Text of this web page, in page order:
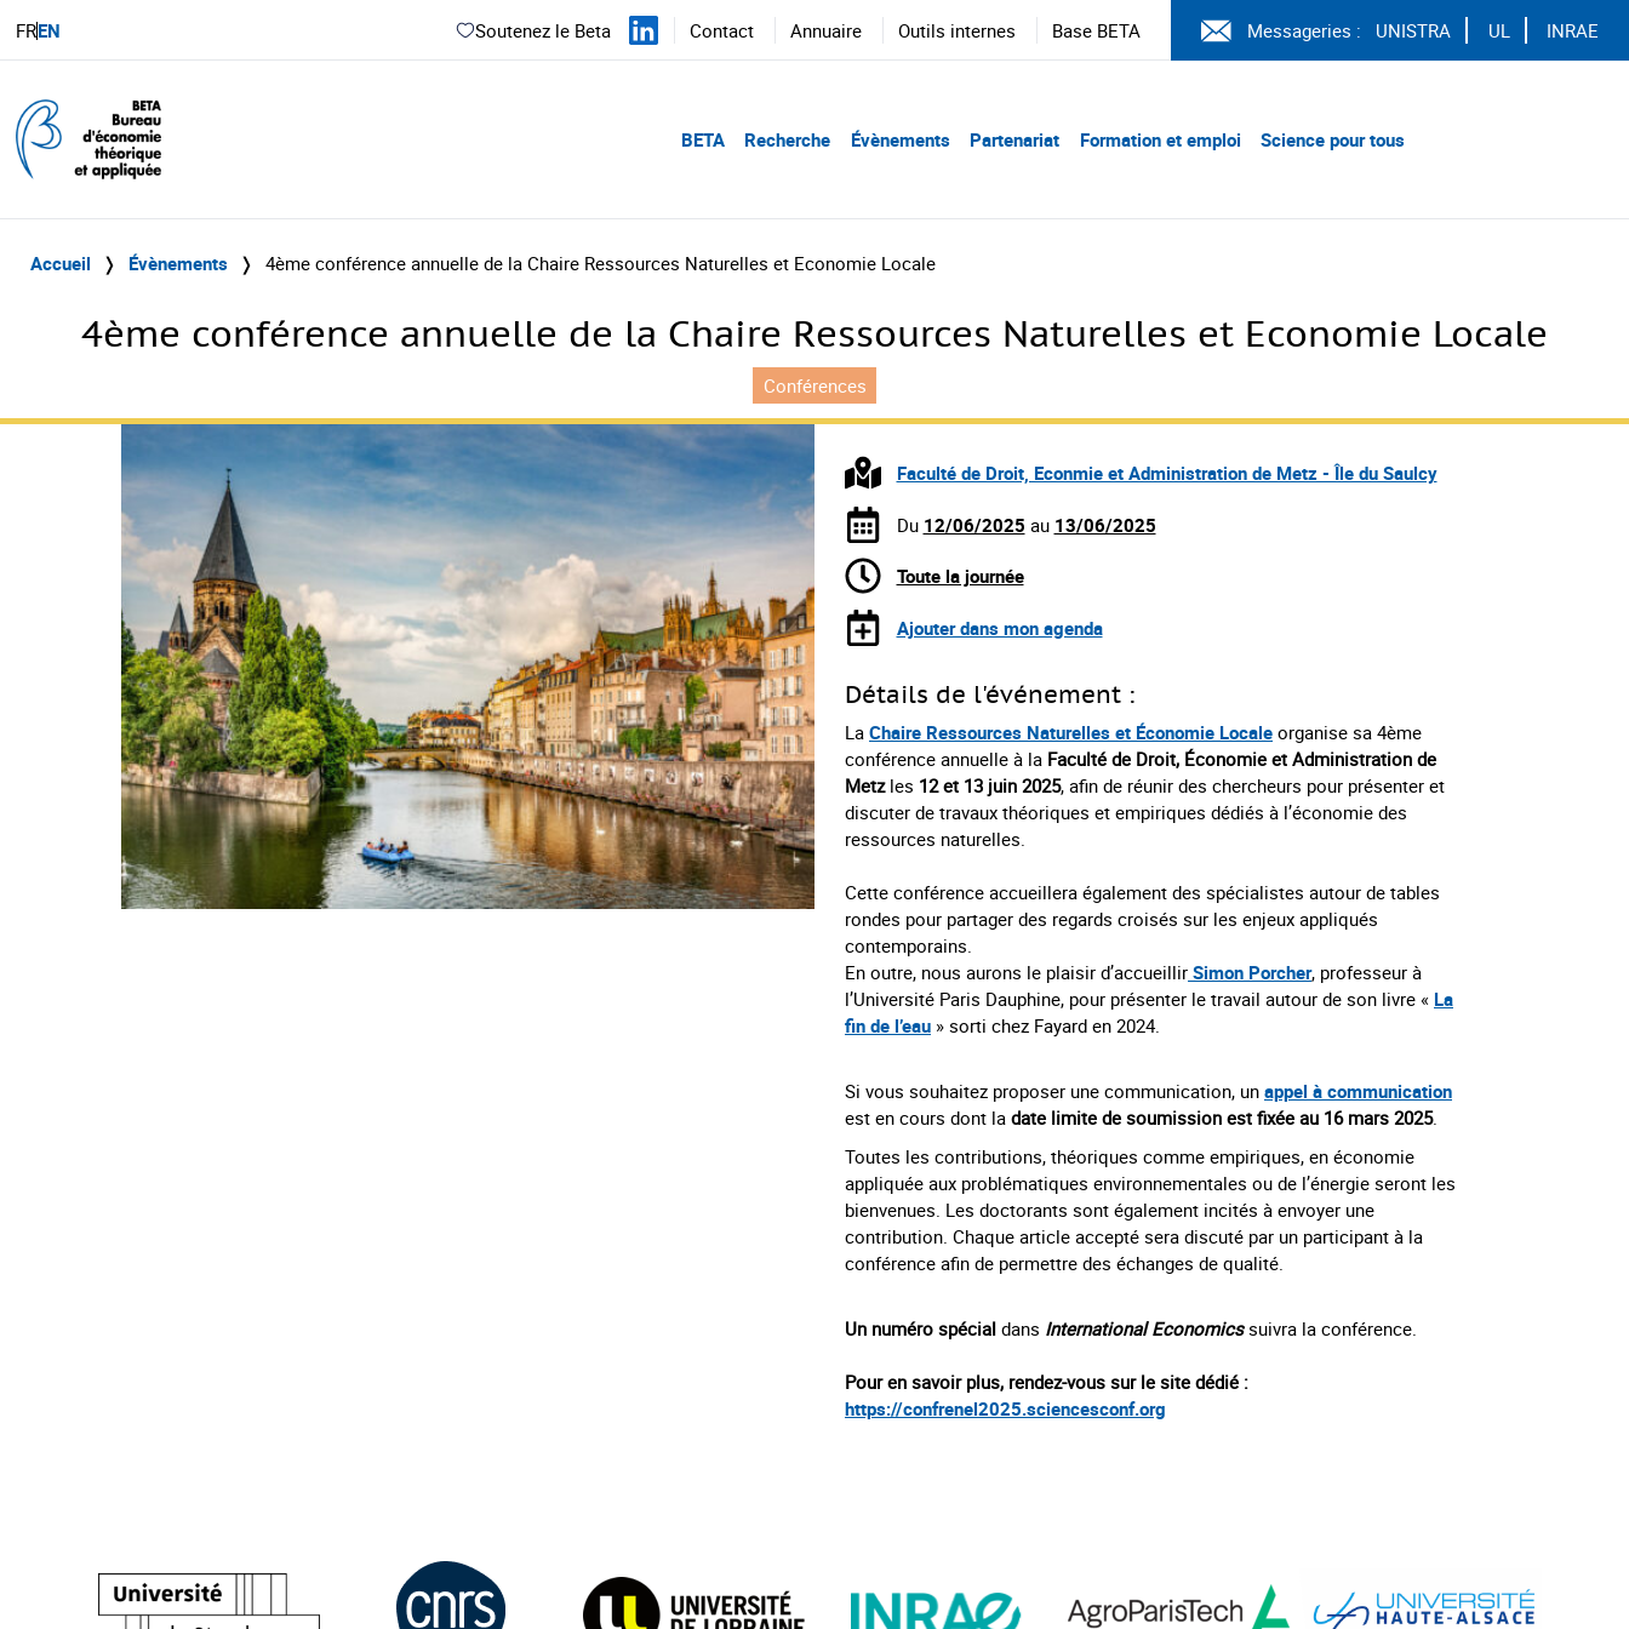
FREN Soutenez le Beta Contact Annuaire Outils internes Base BETA Messageries : UNISTRA UL INRAE
BETA Recherche Évènements Partenariat Formation et emploi Science pour tous
Accueil ❭ Évènements ❭ 4ème conférence annuelle de la Chaire Ressources Naturelles et Economie Locale
4ème conférence annuelle de la Chaire Ressources Naturelles et Economie Locale
Conférences
Faculté de Droit, Econmie et Administration de Metz - Île du Saulcy
Du 12/06/2025 au 13/06/2025
Toute la journée
Ajouter dans mon agenda
Détails de l'événement :
La Chaire Ressources Naturelles et Économie Locale organise sa 4ème
conférence annuelle à la Faculté de Droit, Économie et Administration de
Metzles 12 et 13 juin 2025, afin de réunir des chercheurs pour présenter et
discuter de travaux théoriques et empiriques dédiés à l’économie des
ressources naturelles.
Cette conférence accueillera également des spécialistes autour de tables
rondes pour partager des regards croisés sur les enjeux appliqués
contemporains.
En outre, nous aurons le plaisir d’accueillir Simon Porcher, professeur à
l’Université Paris Dauphine, pour présenter le travail autour de son livre « La
fin de l’eau » sorti chez Fayard en 2024.
Si vous souhaitez proposer une communication, un appel à communication
est en cours dont la date limite de soumission est fixée au 16 mars 2025.
Toutes les contributions, théoriques comme empiriques, en économie
appliquée aux problématiques environnementales ou de l’énergie seront les
bienvenues. Les doctorants sont également incités à envoyer une
contribution. Chaque article accepté sera discuté par un participant à la
conférence afin de permettre des échanges de qualité.
Un numéro spécial dans International Economicssuivra la conférence.
Pour en savoir plus, rendez-vous sur le site dédié :
https://confrenel2025.sciencesconf.org